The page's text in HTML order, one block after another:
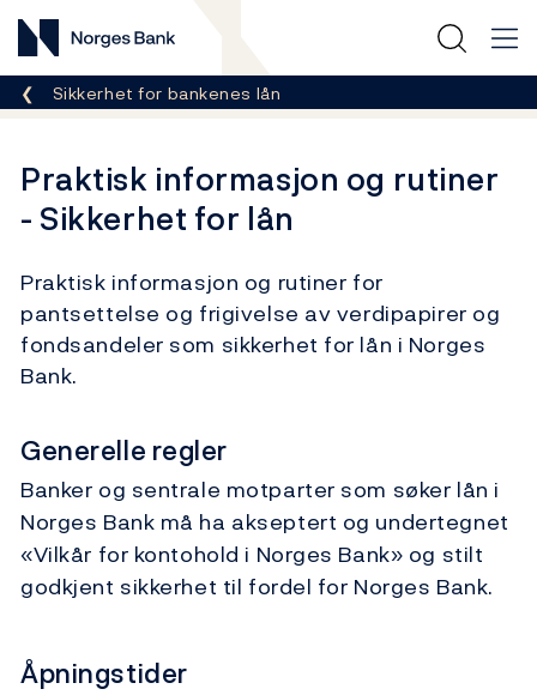
Norges Bank
Her er du nå:
Sikkerhet for bankenes lån
Praktisk informasjon og rutiner
- Sikkerhet for lån
Praktisk informasjon og rutiner for
pantsettelse og frigivelse av verdipapirer og
fondsandeler som sikkerhet for lån i Norges
Bank.
Generelle regler
Banker og sentrale motparter som søker lån i
Norges Bank må ha akseptert og undertegnet
«Vilkår for kontohold i Norges Bank» og stilt
godkjent sikkerhet til fordel for Norges Bank.
Åpningstider